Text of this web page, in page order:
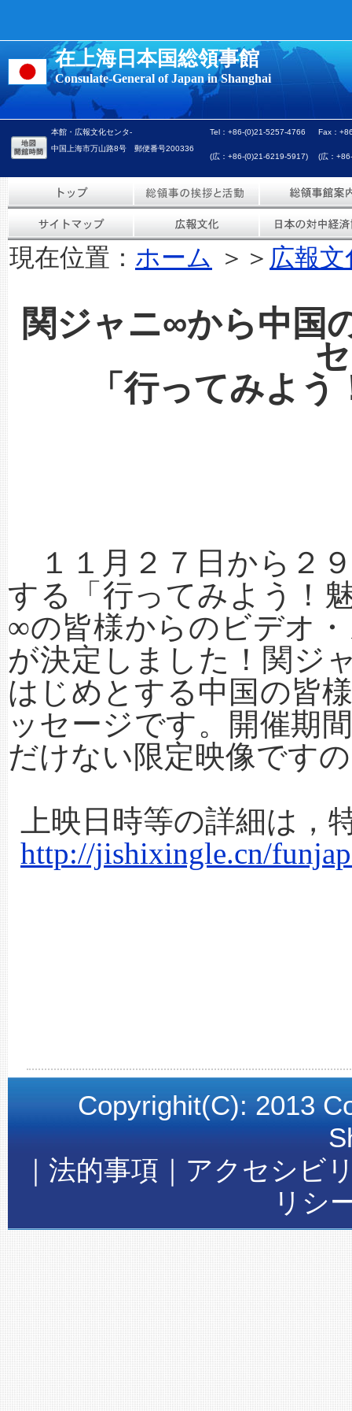
在上海日本国総領事館
Consulate-General of Japan in Shanghai
本館・広報文化センタ- Tel：+86-(0)21-5257-4766
Fax：
中国上海市万山路8号 郵便番号200336
(広：+86-(0)21-6219-5917)
(広：
現在位置： ホーム ＞＞ 広報
関ジャニ∞から中国
「行ってみよ
１１月２７日から２
する「行ってみよう！
∞の皆様からのビデオ
が決定しました！関ジ
はじめとする中国の皆
ッセージです。開催期
だけない限定映像です
上映日時等の詳細は，
http://jishixingle.cn/
Copyrighit(C): 2013
｜法的事項｜アクセシビ
リシ